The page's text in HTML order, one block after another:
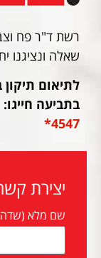
רשת ד"ר פח
שאלה ונציגנו
לתיאום
בתביעה חייגו:
4547*
יצירת
שם מלא